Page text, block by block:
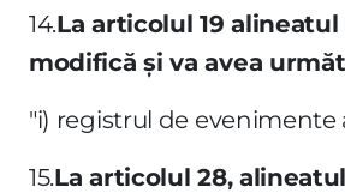
14.La articolul 19 alineatul
modifică şi va avea
"i) registrul de evenimente
15.La articolul 28, alineatul